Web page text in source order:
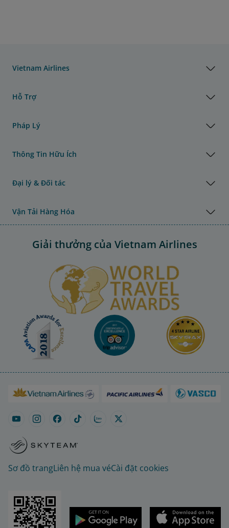
Vietnam Airlines
Hỗ Trợ
Pháp Lý
Thông Tin Hữu Ích
Đại lý & Đối tác
Vận Tải Hàng Hóa
Giải thưởng của Vietnam Airlines
Sơ đồ trangLiên hệ mua véCài đặt cookies